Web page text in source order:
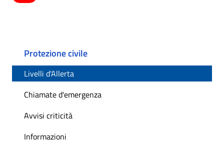
Protezione civile
Livelli d'Allerta
Chiamate d'emergenza
Avvisi criticità
Informazioni